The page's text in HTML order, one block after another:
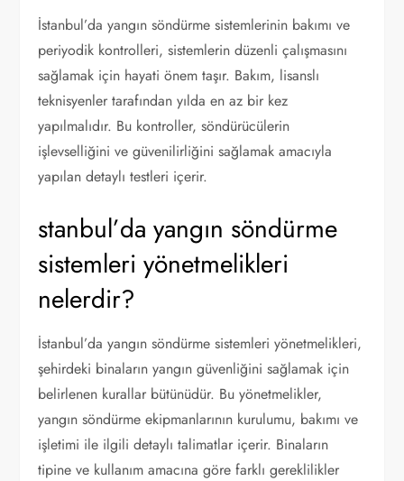
İstanbul’da yangın söndürme sistemlerinin bakımı ve
periyodik kontrolleri, sistemlerin düzenli çalışmasını
sağlamak için hayati önem taşır. Bakım, lisanslı
teknisyenler tarafından yılda en az bir kez
yapılmalıdır. Bu kontroller, söndürücülerin
işlevselliğini ve güvenilirliğini sağlamak amacıyla
yapılan detaylı testleri içerir.
stanbul’da yangın söndürme
sistemleri yönetmelikleri
nelerdir?
İstanbul’da yangın söndürme sistemleri yönetmelikleri,
şehirdeki binaların yangın güvenliğini sağlamak için
belirlenen kurallar bütünüdür. Bu yönetmelikler,
yangın söndürme ekipmanlarının kurulumu, bakımı ve
işletimi ile ilgili detaylı talimatlar içerir. Binaların
tipine ve kullanım amacına göre farklı gereklilikler